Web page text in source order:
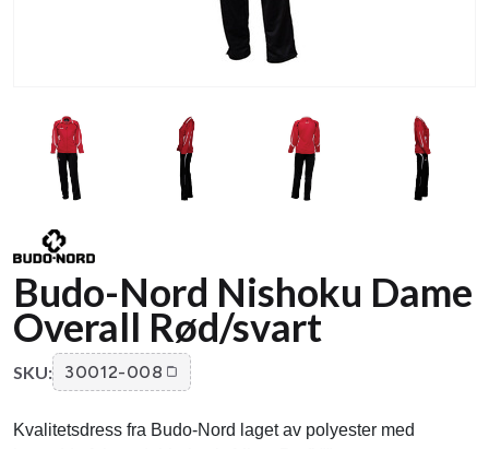
Budo-Nord Nishoku Dame
Overall Rød/svart
SKU: 30012-008
Kvalitetsdress fra Budo-Nord laget av polyester med